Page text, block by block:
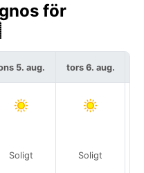
för
5. aug.
Soligt
tors 6. aug.
Soligt